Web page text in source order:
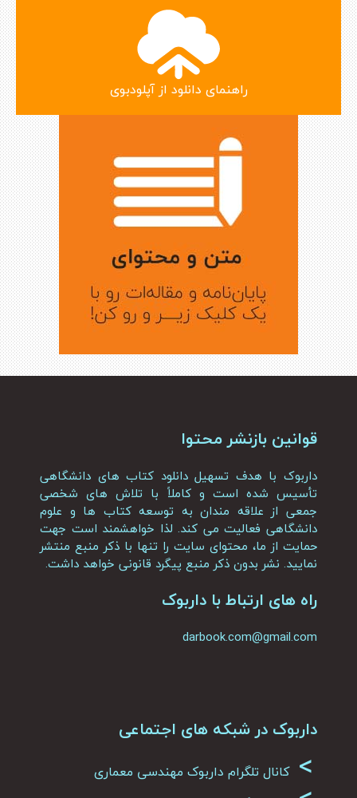
راهنمای دانلود از آپلودبوی
قوانین بازنشر محتوا
داربوک با هدف تسهیل دانلود کتاب های دانشگاهی
تأسیس شده است و کاملاً با تلاش های شخصی
جمعی از علاقه مندان به توسعه کتاب ها و علوم
دانشگاهی فعالیت می کند. لذا خواهشمند است جهت
حمایت از ما، محتوای سایت را تنها با ذکر منبع منتشر
نمایید. نشر بدون ذکر منبع پیگرد قانونی خواهد داشت.
راه های ارتباط با داربوک
darbook.com@gmail.com
داربوک در شبکه های اجتماعی
> کانال تلگرام داربوک مهندسی معماری